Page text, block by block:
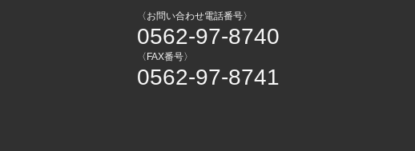
〈お問い合わせ電話番号〉
0562-97-8740
〈FAX番号〉
0562-97-8741